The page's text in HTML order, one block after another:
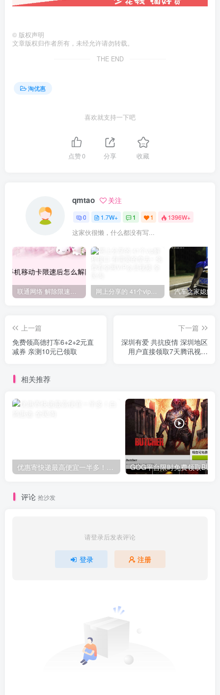
© 版权声明
文章版权归作者所有，未经允许请勿转载。
THE END
淘优惠
喜欢就支持一下吧
点赞0 分享 收藏
qmtao 关注
0 1.7W+ 1 1 1396W+
这家伙很懒，什么都没有写...
联通网络 解除限速方法参考！畅享、畅玩、老白干等及其它地区自测了 网上分享的 41个vip解析接口 有需要的拿去~ 免费看全网VIP会员视频
上一篇
免费领高德打车6+2+2元直
减券 亲测10元已领取
下一篇
深圳有爱 共抗疫情 深圳地区
用户直接领取7天腾讯视频
相关推荐
评论 抢沙发
请登录后发表评论
登录 注册